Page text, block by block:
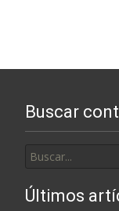
Buscar
por:
Últimos